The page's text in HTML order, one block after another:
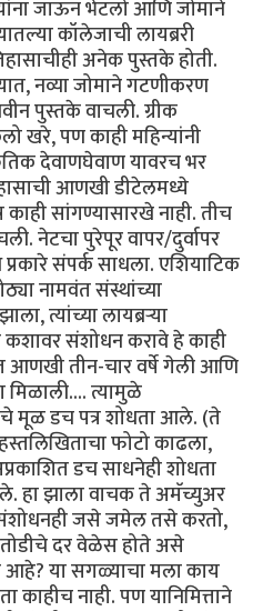
जाऊन भेटलो आणि जोमाने
कॉलेजाची लायब्ररी
अनेक पुस्तके होती.
नव्या जोमाने गटणीकरण
पुस्तके वाचली. ग्रीक
खरे, पण काही महिन्यांनी
देवाणघेवाण यावरच भर
आणखी डीटेलमध्ये
सांगण्यासारखे नाही. तीच
नेटचा पुरेपूर वापर/दुर्वापर
संपर्क साधला. एशियाटिक
नामवंत संस्थांच्या
त्यांच्या लायब्रर्‍या
संशोधन करावे हे काही
तीन-चार वर्षे गेली आणि
मिळाली.... त्यामुळे
मूळ डच पत्र शोधता आले. (ते
फोटो काढला,
डच साधनेही शोधता
हा झाला वाचक ते अमॅच्युअर
जसे जमेल तसे करतो,
तोडीचे दर वेळेस होते असे
या सगळ्याचा मला काय
काहीच नाही. पण यानिमित्ताने